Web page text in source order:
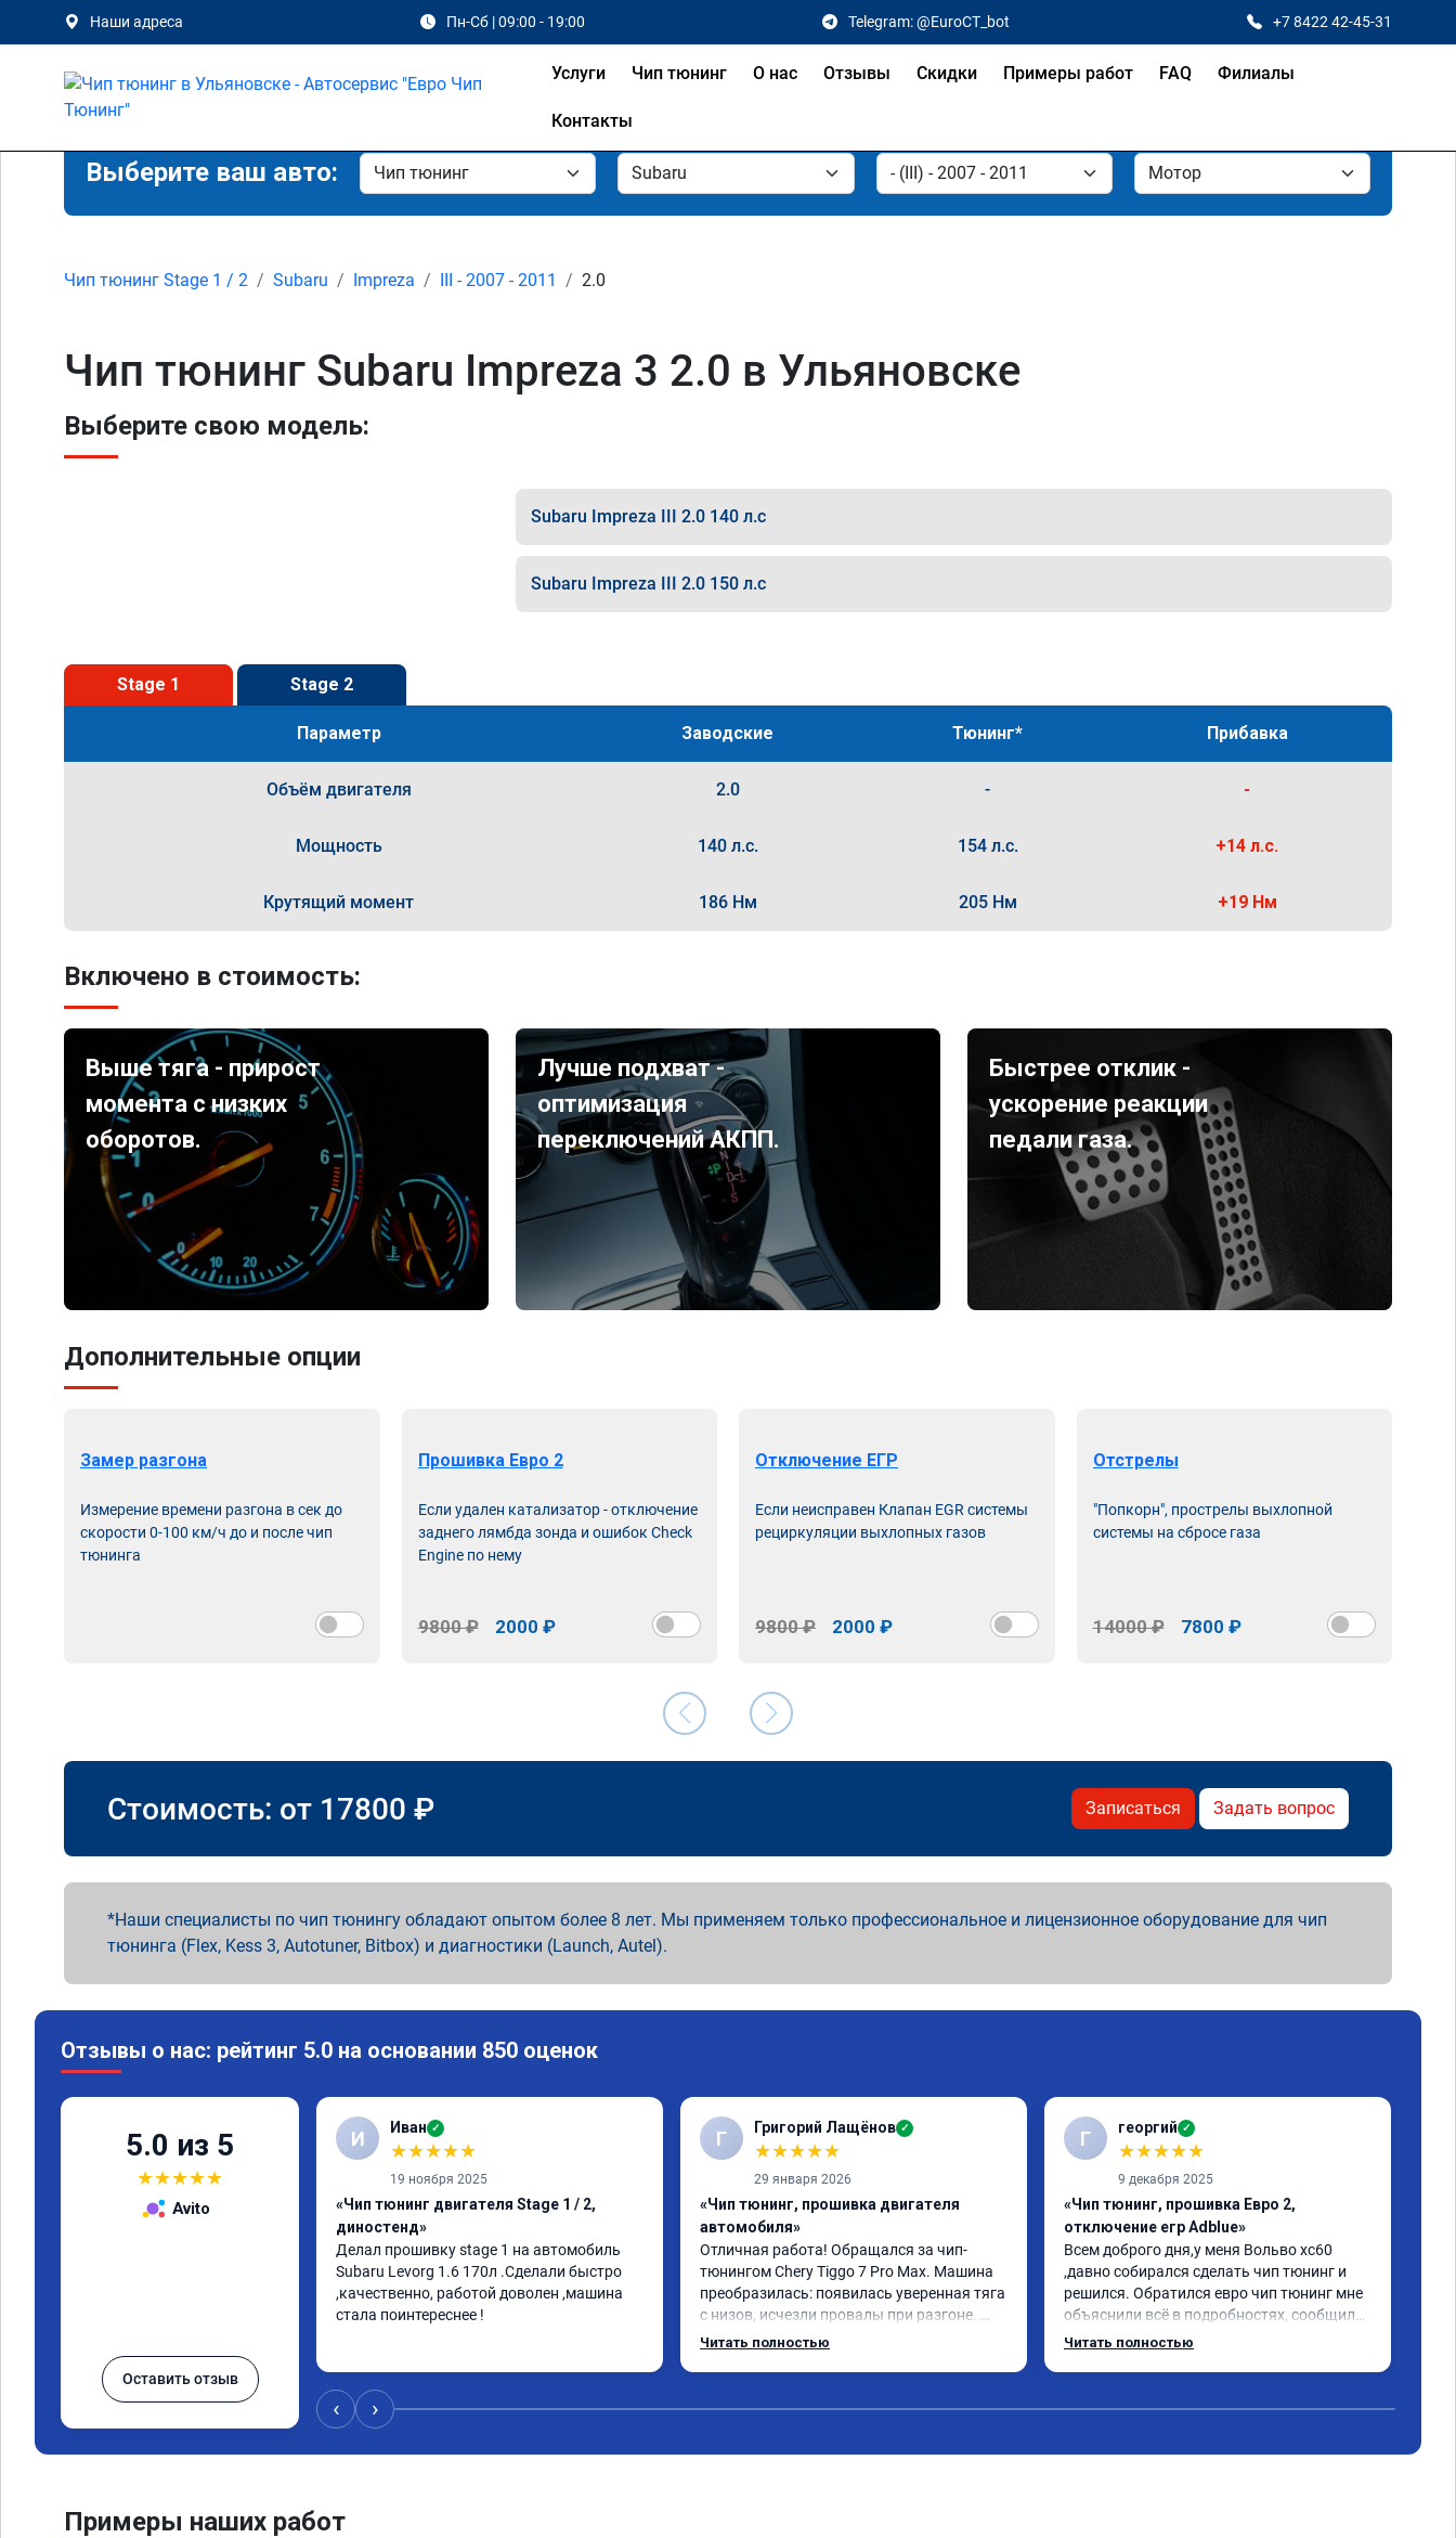
Наши адреса Пн-Сб | 09:00 - 19:00 Telegram: @EuroCT_bot +7 8422 42-45-31
Услуги Чип тюнинг О нас Отзывы Скидки Примеры работ FAQ Филиалы
Контакты
Выберите ваш авто:
Чип тюнинг Stage 1 / 2 Subaru Impreza III - 2007 - 2011 2.0
Чип тюнинг Subaru Impreza 3 2.0 в Ульяновске
Выберите свою модель:
Subaru Impreza III 2.0 140 л.с
Subaru Impreza III 2.0 150 л.с
Stage 1 Stage 2
Параметр Заводские Тюнинг* Прибавка
Объём двигателя 2.0 - -
Мощность 140 л.с. 154 л.с. +14 л.с.
Крутящий момент 186 Нм 205 Нм +19 Нм
Включено в стоимость:
Выше тяга - прирост
момента с низких
оборотов.
Лучше подхват -
оптимизация
переключений АКПП.
Быстрее отклик -
ускорение реакции
педали газа.
Дополнительные опции
Замер разгона
Измерение времени разгона в сек до
скорости 0-100 км/ч до и после чип
тюнинга
Прошивка Евро 2
Если удален катализатор - отключение
заднего лямбда зонда и ошибок Check
Engine по нему
9800 ₽ 2000 ₽
Отключение ЕГР
Если неисправен Клапан EGR системы
рециркуляции выхлопных газов
9800 ₽ 2000 ₽
Отстрелы
"Попкорн", прострелы выхлопной
системы на сбросе газа
14000 ₽ 7800 ₽
Стоимость: от 17800 ₽ Записаться Задать вопрос
Наши специалисты по чип тюнингу обладают опытом более 8 лет. Мы применяем только профессиональное и лицензионное оборудование для чип
тюнинга (Flex, Kess 3, Autotuner, Bitbox) и диагностики (Launch, Autel).
Отзывы о нас: рейтинг 5.0 на основании 850 оценок
5.0 из 5
★★★★★
Avito
Оставить отзыв
И Иван ✓
★★★★★
19 ноября 2025
«Чип тюнинг двигателя Stage 1 / 2,
диностенд»
Делал прошивку stage 1 на автомобиль
Subaru Levorg 1.6 170л .Сделали быстро
,качественно, работой доволен ,машина
стала поинтереснее !
Г Григорий Лащёнов ✓
★★★★★
29 января 2026
«Чип тюнинг, прошивка двигателя
автомобиля»
Отличная работа! Обращался за чип-
тюнингом Chery Tiggo 7 Pro Max. Машина
преобразилась: появилась уверенная тяга
с низов, исчезли провалы при разгоне.
Расход в спокойном режиме даже немного
Читать полностью
Г георгий ✓
★★★★★
9 декабря 2025
«Чип тюнинг, прошивка Евро 2,
отключение егр Adblue»
Всем доброго дня,у меня Вольво xc60
,давно собирался сделать чип тюнинг и
решился. Обратился евро чип тюнинг мне
объяснили всё в подробностях, сообщили
сумму записали. Приехал в назначенное
Читать полностью
‹ ›
Примеры наших работ